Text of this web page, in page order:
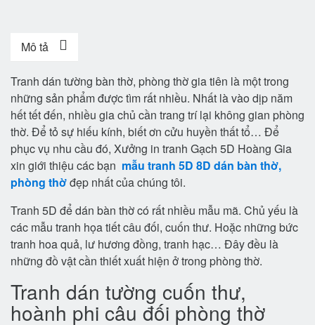
Mô tả
Tranh dán tường bàn thờ, phòng thờ gia tiên là một trong
những sản phẩm được tìm rất nhiều. Nhất là vào dịp năm
hết tết đến, nhiều gia chủ cần trang trí lại không gian phòng
thờ. Để tỏ sự hiếu kính, biết ơn cửu huyền thất tổ… Để
phục vụ nhu cầu đó, Xưởng in tranh Gạch 5D Hoàng Gia
xin giới thiệu các bạn mẫu tranh 5D 8D dán bàn thờ,
phòng thờđẹp nhất của chúng tôi.
Tranh 5D để dán bàn thờ có rất nhiều mẫu mã. Chủ yếu là
các mẫu tranh họa tiết câu đối, cuốn thư. Hoặc những bức
tranh hoa quả, lư hương đồng, tranh hạc… Đây đều là
những đồ vật cần thiết xuất hiện ở trong phòng thờ.
Tranh dán tường cuốn thư,
hoành phi câu đối phòng thờ